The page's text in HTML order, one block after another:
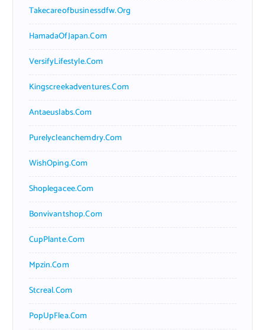
Takecareofbusinessdfw.org
HamadaOfJapan.com
VersifyLifestyle.com
Kingscreekadventures.com
Antaeuslabs.com
Purelycleanchemdry.com
WishOping.com
Shoplegacee.com
Bonvivantshop.com
CupPlante.com
Mpzin.com
Stcreal.com
PopUpFlea.com